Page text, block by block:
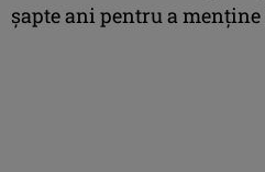
șapte ani pentru a menține